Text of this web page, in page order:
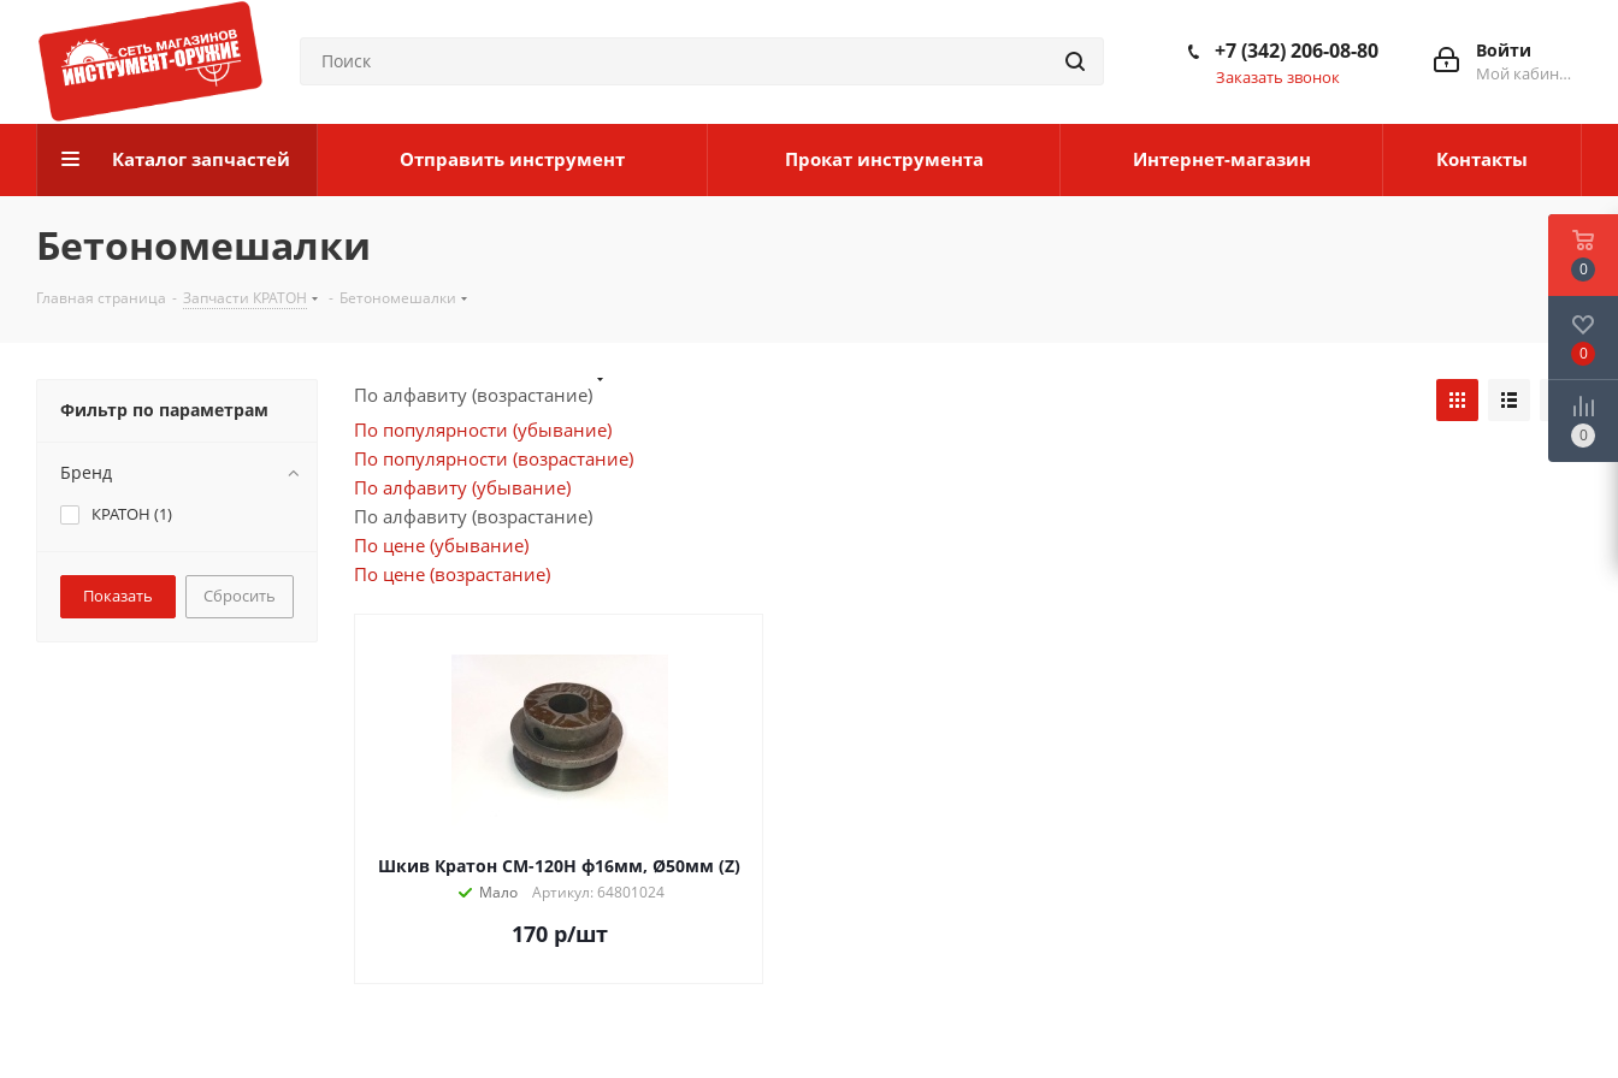
Войти
Мой кабинет
+7 (342) 206-08-80
Заказать звонок
Каталог запчастей Отправить инструмент Прокат инструмента Интернет-магазин Контакты
Бетономешалки
Главная страница - Запчасти КРАТОН - Бетономешалки
По алфавиту (возрастание)
По популярности (убывание)
По популярности (возрастание)
По алфавиту (убывание)
По алфавиту (возрастание)
По цене (убывание)
По цене (возрастание)
Шкив Кратон СМ-120Н ф16мм, Ø50мм (Z)
Мало Артикул: 64801024
170р/шт
Фильтр по параметрам
Бренд
КРАТОН (1)
Сбросить
0
0
0